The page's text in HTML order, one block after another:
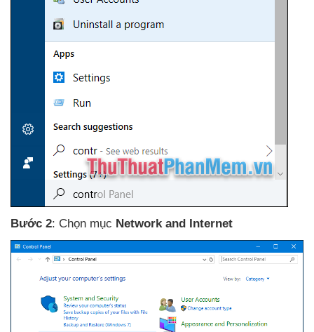
Bước 2: Chọn mục Network and Internet